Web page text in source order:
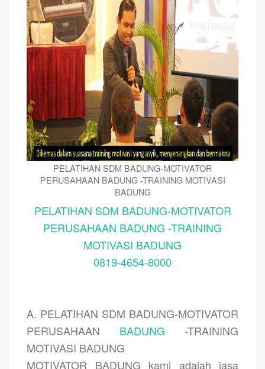
PELATIHAN SDM BADUNG-MOTIVATOR
PERUSAHAAN BADUNG -TRAINING MOTIVASI
BADUNG
PELATIHAN SDM BADUNG-MOTIVATOR
PERUSAHAAN BADUNG -TRAINING
MOTIVASI BADUNG
0819-4654-8000
A. PELATIHAN SDM BADUNG-MOTIVATOR
PERUSAHAAN BADUNG -TRAINING
MOTIVASI BADUNG
MOTIVATOR BADUNG kami adalah jasa